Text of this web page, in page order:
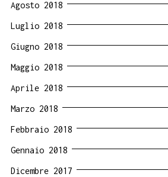
Agosto 2018
Luglio 2018
Giugno 2018
Maggio 2018
Aprile 2018
Marzo 2018
Febbraio 2018
Gennaio 2018
Dicembre 2017